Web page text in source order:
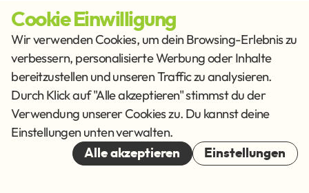
Info
Impressum
Datenschutz
AGB
Get Social
© 2026
Cookie Einwilligung
Wir verwenden Cookies, um dein Browsing-Erlebnis zu
verbessern, personalisierte Werbung oder Inhalte
bereitzustellen und unseren Traffic zu analysieren.
Durch Klick auf "Alle akzeptieren" stimmst du der
Verwendung unserer Cookies zu. Du kannst deine
Einstellungen unten verwalten.
Alle akzeptieren Einstellungen